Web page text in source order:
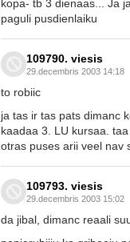
kopa- tb 3 dienaas... Ja
paguli pusdienlaiku
109790. viesis
29.decembris 2003 14:18
to robiic
ja tas ir tas pats dimanc
kaadaa 3. LU kursaa.
otras puses arii veel nav
109793. viesis
29.decembris 2003 15:02
da jibal, dimanc reaali